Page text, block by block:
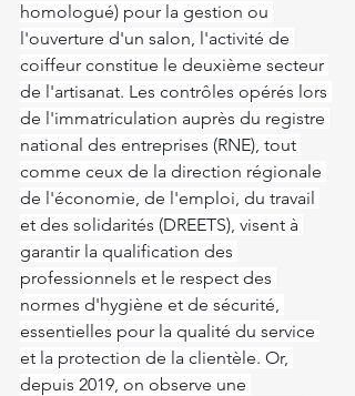
homologué) pour la gestion ou
l'ouverture d'un salon, l'activité de
coiffeur constitue le deuxième secteur
de l'artisanat. Les contrôles opérés lors
de l'immatriculation auprès du registre
national des entreprises (RNE), tout
comme ceux de la direction régionale
de l'économie, de l'emploi, du travail
et des solidarités (DREETS), visent à
garantir la qualification des
professionnels et le respect des
normes d'hygiène et de sécurité,
essentielles pour la qualité du service
et la protection de la clientèle. Or,
depuis 2019, on observe une